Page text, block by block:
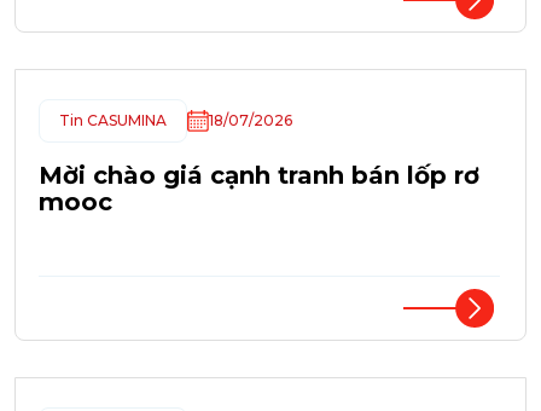
Tin CASUMINA 18/07/2026
Mời chào giá cạnh tranh bán lốp rơ
mooc